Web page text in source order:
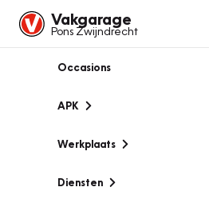
Vakgarage
Pons Zwijndrecht
Occasions
APK
Werkplaats
Diensten